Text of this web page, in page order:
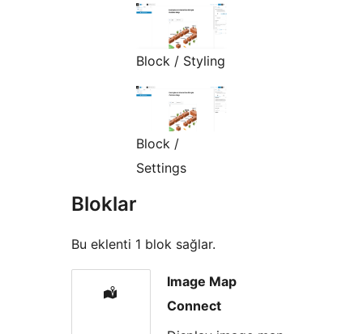
Block / Styling
Block /
Settings
Bloklar
Bu eklenti 1 blok sağlar.
Image Map
Connect